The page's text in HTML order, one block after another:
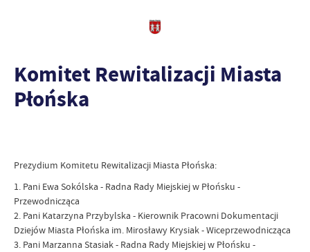
Komitet Rewitalizacji Miasta
Płońska
Prezydium Komitetu Rewitalizacji Miasta Płońska:
1. Pani Ewa Sokólska - Radna Rady Miejskiej w Płońsku -
Przewodnicząca
2. Pani Katarzyna Przybylska - Kierownik Pracowni Dokumentacji
Dziejów Miasta Płońska im. Mirosławy Krysiak - Wiceprzewodnicząca
3. Pani Marzanna Stasiak - Radna Rady Miejskiej w Płońsku -